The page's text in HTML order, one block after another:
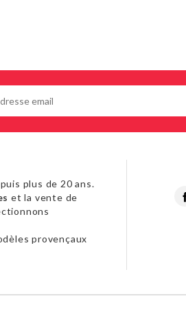
plus de 20 ans.
et la vente de
provençaux